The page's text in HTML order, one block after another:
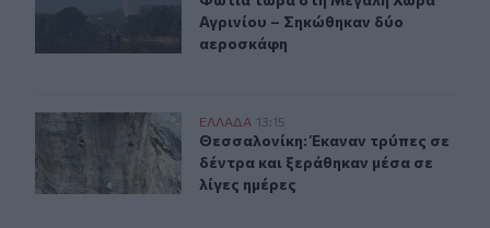
Αγρινίου – Σηκώθηκαν δύο
αεροσκάφη
Θεσσαλονίκη: Έκαναν τρύπες σε δέντρα και ξεράθηκαν
ΕΛΛAΔΑ 13:15
Θεσσαλονίκη: Έκαναν τρύπες σε
Θεσσαλονίκη: Έκαναν τρύπες σε
δέντρα και ξεράθηκαν μέσα σε
λίγες ημέρες